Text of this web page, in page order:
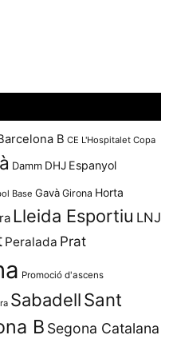
B CE L'Hospitalet Copa
Damm DHJ Espanyol
Base Gavà Girona Horta
Lleida Esportiu LNJ
Peralada Prat
Promoció d'ascens
SabadellSant
B Segona Catalana